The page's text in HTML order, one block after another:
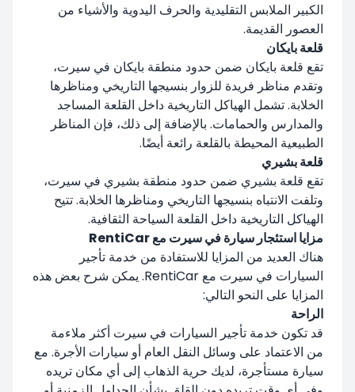
الكبير الملابس التقليدية والحرف اليدوية والأشياء من
العصور القديمة.
قلعة بايكان
تقع قلعة بايكان ضمن حدود منطقة بايكان في سيرت،
وتقدم مناظر فريدة للزوار بنسيجها التاريخي ومناظرها
الخلابة. تشمل الهياكل التاريخية داخل القلعة المساجد
والمدارس والحمامات. بالإضافة إلى ذلك، فإن المناظر
الطبيعية المحيطة بالقلعة رائعة أيضًا.
قلعة بشيري
تقع قلعة بشيري ضمن حدود منطقة بشيري في سيرت،
وتلفت الانتباه بنسيجها التاريخي ومناظرها الخلابة. تتيح
الهياكل التاريخية داخل القلعة السياحة الثقافية.
مزايا استئجار سيارة في سيرت مع RentiCar
هناك العديد من المزايا للاستفادة من خدمة تأجير
السيارات في سيرت مع RentiCar. يمكن شرح بعض هذه
المزايا على النحو التالي:
الراحة
قد تكون خدمة تأجير السيارات في سيرت أكثر ملاءمة
من الاعتماد على وسائل النقل العام أو سيارات الأجرة. مع
سيارة مستأجرة، لديك حرية الذهاب إلى أي مكان تريده